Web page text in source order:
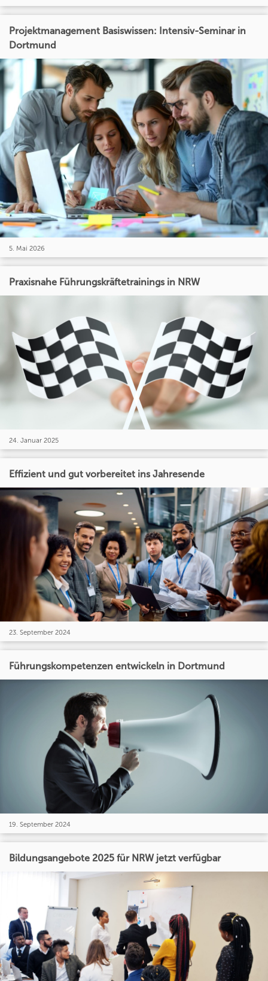
Projektmanagement Basiswissen: Intensiv-Seminar in
Dortmund
5. Mai 2026
Praxisnahe Führungskräftetrainings in NRW
24. Januar 2025
Effizient und gut vorbereitet ins Jahresende
23. September 2024
Führungskompetenzen entwickeln in Dortmund
19. September 2024
Bildungsangebote 2025 für NRW jetzt verfügbar